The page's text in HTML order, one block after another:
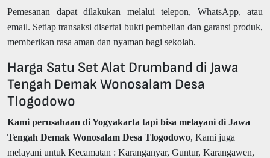
Pemesanan dapat dilakukan melalui telepon, WhatsApp, atau
email. Setiap transaksi disertai bukti pembelian dan garansi produk,
memberikan rasa aman dan nyaman bagi sekolah.
Harga Satu Set Alat Drumband di Jawa
Tengah Demak Wonosalam Desa
Tlogodowo
Kami perusahaan di Yogyakarta tapi bisa melayani di Jawa
Tengah Demak Wonosalam Desa Tlogodowo, Kami juga
melayani untuk Kecamatan : Karanganyar, Guntur, Karangawen,